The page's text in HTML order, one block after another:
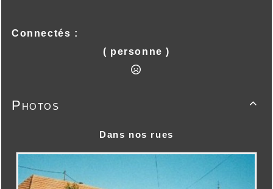
Connectés :
( personne )

Photos
Dans nos rues